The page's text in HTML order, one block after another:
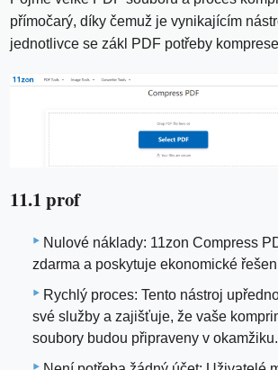
přímočarý, díky čemuž je vynikajícím
jednotlivce se zákl PDF potřeby
11.1 prof
Nulové náklady: 11zon Compress
zdarma a poskytuje ekonomické
Rychlý proces: Tento nástroj
své služby a zajišťuje, že vaše
soubory budou připraveny v okamžiku.